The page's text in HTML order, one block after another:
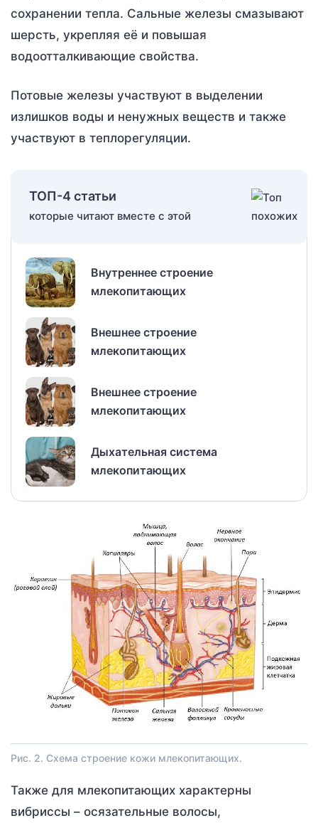
сохранении тепла. Сальные железы смазывают
шерсть, укрепляя её и повышая
водоотталкивающие свойства.
Потовые железы участвуют в выделении
излишков воды и ненужных веществ и также
участвуют в теплорегуляции.
ТОП-4 статьи
которые читают вместе с этой
Внутреннее строение
млекопитающих
Внешнее строение
млекопитающих
Внешнее строение
млекопитающих
Дыхательная система
млекопитающих
Рис. 2. Схема строение кожи млекопитающих.
Также для млекопитающих характерны
вибриссы – осязательные волосы,